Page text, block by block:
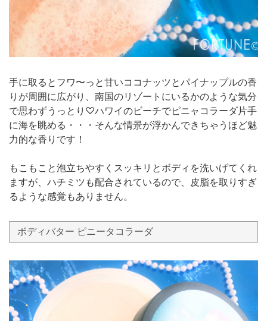
手に取るとフワ〜っと甘いココナッツとパイナップルの香
りが周囲に広がり、南国のリゾートにいるかのような気分
で思わずうっとり♡ハワイのビーチでピニャコラーダ片手
に海を眺める・・・そんな情景が浮かんできちゃうほど魅
力的な香りです！
もこもこと泡立ちやすくスッキリとボディを洗いげてくれ
ますが、ハチミツも配合されているので、皮脂を取りすぎ
るような感覚もありません。
ボディバター ピニータコラーダ